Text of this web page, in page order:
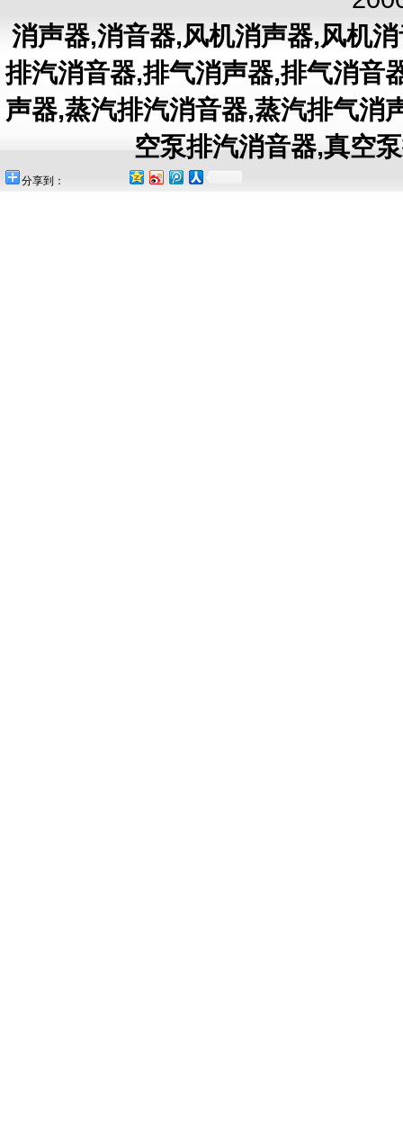
消声器,消音器,风机消声器,风机
排汽消音器,排气消声器,排气消音
声器,蒸汽排汽消音器,蒸汽排气消
空泵排汽消音器,真空
分享到：